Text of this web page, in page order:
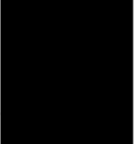
maquillaje